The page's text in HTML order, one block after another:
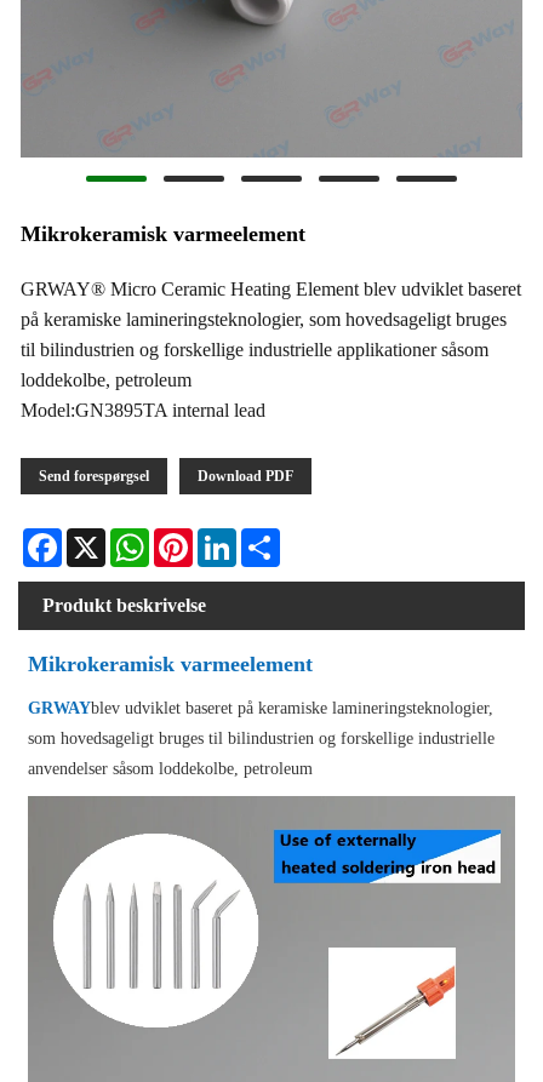
Mikrokeramisk varmeelement
GRWAY® Micro Ceramic Heating Element blev udviklet baseret
på keramiske lamineringsteknologier, som hovedsageligt bruges
til bilindustrien og forskellige industrielle applikationer såsom
loddekolbe, petroleum
Model:GN3895TA internal lead
Send forespørgsel Download PDF
Facebook
X WhatsAppPinterestLinkedIn
Produkt beskrivelse
Mikrokeramisk varmeelement
GRWAYblev udviklet baseret på keramiske lamineringsteknologier,
som hovedsageligt bruges til bilindustrien og forskellige industrielle
anvendelser såsom loddekolbe, petroleum